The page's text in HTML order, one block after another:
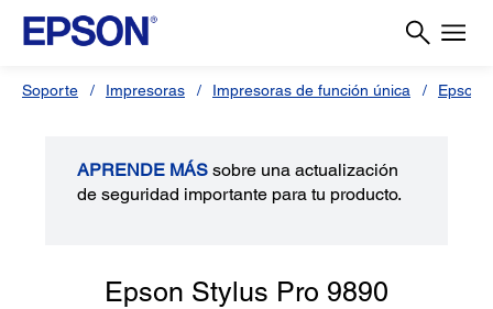
Soporte Impresoras Impresoras de función única Epson
APRENDE MÁS sobre una actualización
de seguridad importante para tu producto.
Epson Stylus Pro 9890